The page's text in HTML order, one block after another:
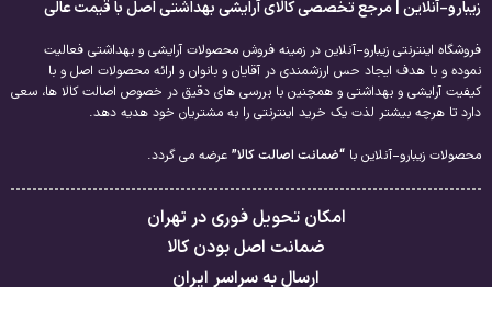
زیبارو-آنلاین | مرجع تخصصی کالای آرایشی بهداشتی اصل با قیمت عالی
فروشگاه اینترنتی زیبارو-آنلاین در زمینه فروش محصولات آرایشی و بهداشتی فعالیت
نموده و با هدف ایجاد حس ارزشمندی در آقایان و بانوان و ارائه محصولات اصل و با
کیفیت آرایشی و بهداشتی و همچنین با بررسی های دقیق در خصوص اصالت کالا ها، سعی
دارد تا هرچه بیشتر لذت یک خرید اینترنتی را به مشتریان خود هدیه دهد.
محصولات زیبارو-آنلاین با “ضمانت اصالت کالا” عرضه می گردد.
امکان تحویل فوری در تهران
ضمانت اصل بودن کالا
ارسال به سراسر ایران